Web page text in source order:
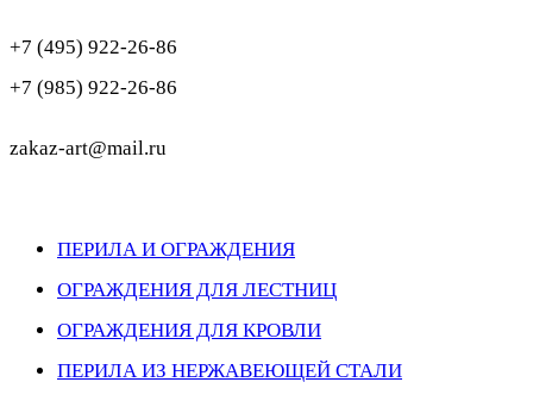
+7 (495) 922-26-86
+7 (985) 922-26-86
zakaz-art@mail.ru
ПЕРИЛА И ОГРАЖДЕНИЯ
ОГРАЖДЕНИЯ ДЛЯ ЛЕСТНИЦ
ОГРАЖДЕНИЯ ДЛЯ КРОВЛИ
ПЕРИЛА ИЗ НЕРЖАВЕЮЩЕЙ СТАЛИ